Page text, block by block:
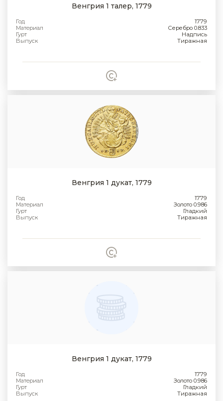
Венгрия 1 талер, 1779
Год
1779
Материал
Серебро 0.833
Гурт
Надпись
Выпуск
Тиражная
Венгрия 1 дукат, 1779
Год
1779
Материал
Золото 0.986
Гурт
Гладкий
Выпуск
Тиражная
Венгрия 1 дукат, 1779
Год
1779
Материал
Золото 0.986
Гурт
Гладкий
Выпуск
Тиражная